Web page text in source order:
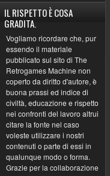
IL RISPETTO È COSA
GRADITA.
Vogliamo ricordare che, pur
essendo il materiale
pubblicato sul sito di The
Retrogames Machine non
coperto da diritto d'autore, è
buona prassi ed indice di
civiltà, educazione e rispetto
nei confronti del lavoro altrui
citare la fonte nel caso
voleste utilizzare i nostri
contenuti o parte di essi in
qualunque modo o forma.
Grazie per la collaborazione